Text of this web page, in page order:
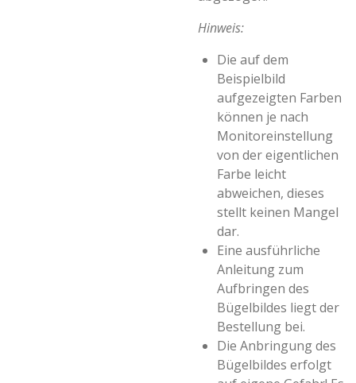
Hinweis:
Die auf dem
Beispielbild
aufgezeigten Farben
können je nach
Monitoreinstellung
von der eigentlichen
Farbe leicht
abweichen, dieses
stellt keinen Mangel
dar.
Eine ausführliche
Anleitung zum
Aufbringen des
Bügelbildes liegt der
Bestellung bei.
Die Anbringung des
Bügelbildes erfolgt